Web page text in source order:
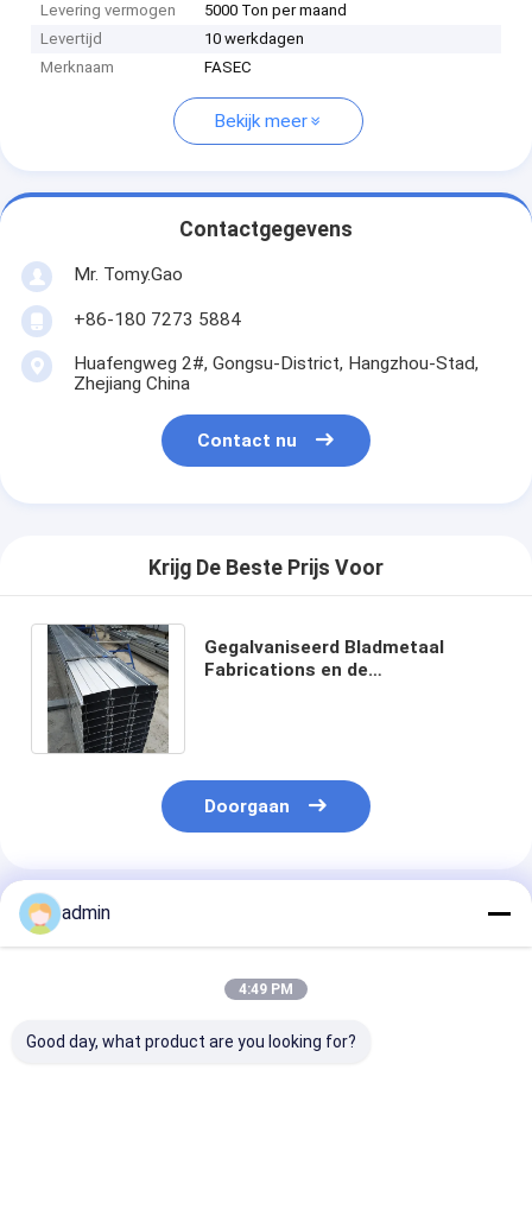
Levering vermogen
5000 Ton per maand
Levertijd
10 werkdagen
Merknaam
FASEC
Bekijk meer
Contactgegevens
Mr. Tomy.Gao
+86-180 7273 5884
Huafengweg 2#, Gongsu-District, Hangzhou-Stad,
Zhejiang China
Contact nu
Krijg De Beste Prijs Voor
Gegalvaniseerd Bladmetaal
Fabrications en de
Doorgaan
Geadviseerde Producten
admin
4:49 PM
Good day, what product are you looking for?